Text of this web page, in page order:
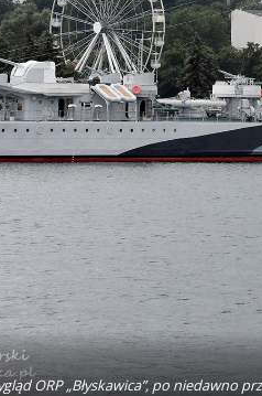
ORP „Błyskawica”, po